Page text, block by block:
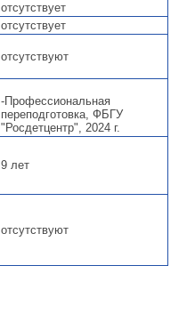
отсутствует
отсутствует
отсутствуют
-Профессиональная
переподготовка, ФБГУ
"Росдетцентр", 2024 г.
9 лет
отсутствуют